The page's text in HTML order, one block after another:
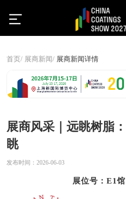
首页/ 展商新闻/ 展商新闻详情
展商风采｜远眺树脂
眺
发布时间： 2026-06-03
展位号：E1馆